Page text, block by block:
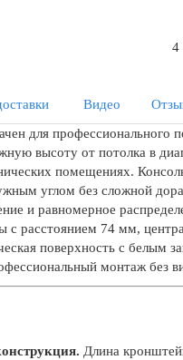
4
Видео
для
высоту от потолка в
помещениях.
углом без сложной
и равномерное
с расстоянием 74 мм,
поверхность с белым
монтаж без
Длина